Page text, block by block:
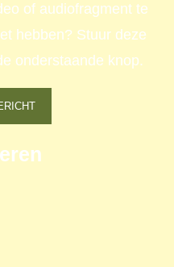
of audiofragment te
hebben? Stuur deze
onderstaande knop.